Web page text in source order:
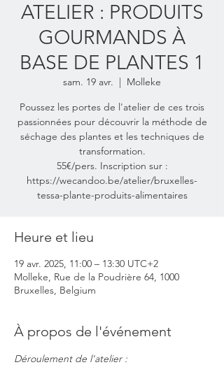
ATELIER : PRODUITS
GOURMANDS À
BASE DE PLANTES 1
sam. 19 avr.
  |
Molleke
Poussez les portes de l'atelier de ces trois
passionnées pour découvrir la méthode de
séchage des plantes et les techniques de
transformation.
55€/pers. Inscription sur :
https://wecandoo.be/atelier/bruxelles-
tessa-plante-produits-alimentaires
Heure et lieu
19 avr. 2025, 11:00 – 13:30 UTC+2
Molleke, Rue de la Poudrière 64, 1000
Bruxelles, Belgium
À propos de l'événement
Déroulement de l'atelier :